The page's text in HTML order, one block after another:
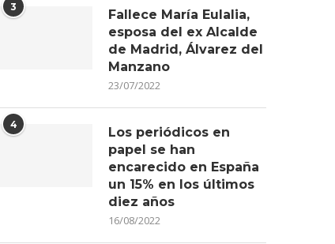
3
Fallece María Eulalia,
esposa del ex Alcalde
de Madrid, Álvarez del
Manzano
23/07/2022
4
Los periódicos en
papel se han
encarecido en España
un 15% en los últimos
diez años
16/08/2022